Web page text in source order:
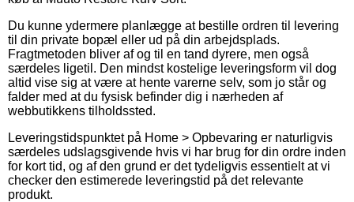
Du kunne ydermere planlægge at bestille ordren til levering
til din private bopæl eller ud på din arbejdsplads.
Fragtmetoden bliver af og til en tand dyrere, men også
særdeles ligetil. Den mindst kostelige leveringsform vil dog
altid vise sig at være at hente varerne selv, som jo står og
falder med at du fysisk befinder dig i nærheden af
webbutikkens tilholdssted.
Leveringstidspunktet på Home > Opbevaring er naturligvis
særdeles udslagsgivende hvis vi har brug for din ordre inden
for kort tid, og af den grund er det tydeligvis essentielt at vi
checker den estimerede leveringstid på det relevante
produkt.